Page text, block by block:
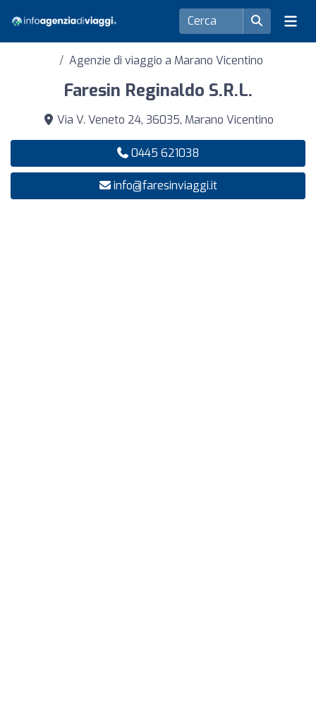
Agenzie di viaggio a Marano Vicentino
Faresin Reginaldo S.R.L.
Via V. Veneto 24, 36035, Marano Vicentino
0445 621038
info@faresinviaggi.it